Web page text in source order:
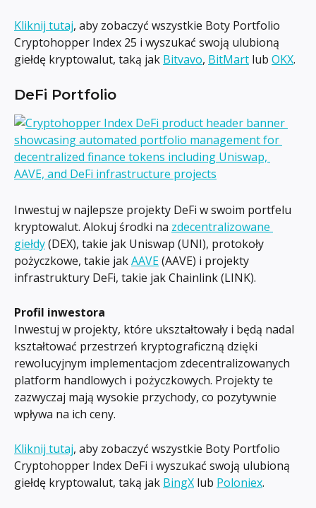
Kliknij tutaj, aby zobaczyć wszystkie Boty Portfolio
Cryptohopper Index 25 i wyszukać swoją ulubioną
giełdę kryptowalut, taką jak Bitvavo, BitMart lub OKX.
DeFi Portfolio
Inwestuj w najlepsze projekty DeFi w swoim portfelu
kryptowalut. Alokuj środki na zdecentralizowane
giełdy (DEX), takie jak Uniswap (UNI), protokoły
pożyczkowe, takie jak AAVE (AAVE) i projekty
infrastruktury DeFi, takie jak Chainlink (LINK).
Profil inwestora
Inwestuj w projekty, które ukształtowały i będą nadal
kształtować przestrzeń kryptograficzną dzięki
rewolucyjnym implementacjom zdecentralizowanych
platform handlowych i pożyczkowych. Projekty te
zazwyczaj mają wysokie przychody, co pozytywnie
wpływa na ich ceny.
Kliknij tutaj, aby zobaczyć wszystkie Boty Portfolio
Cryptohopper Index DeFi i wyszukać swoją ulubioną
giełdę kryptowalut, taką jak BingX lub Poloniex.